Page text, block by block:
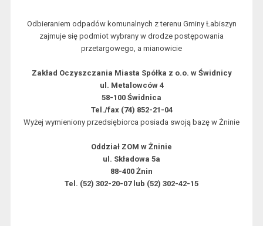
Odbieraniem odpadów komunalnych z terenu Gminy Łabiszyn
zajmuje się podmiot wybrany w drodze postępowania
przetargowego, a mianowicie
Zakład Oczyszczania Miasta Spółka z o.o. w Świdnicy
ul. Metalowców 4
58-100 Świdnica
Tel./fax (74) 852-21-04
Wyżej wymieniony przedsiębiorca posiada swoją bazę w Żninie
Oddział ZOM w Żninie
ul. Składowa 5a
88-400 Żnin
Tel. (52) 302-20-07 lub (52) 302-42-15